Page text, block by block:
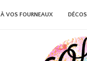
À VOS FOURNEAUX DÉCOS